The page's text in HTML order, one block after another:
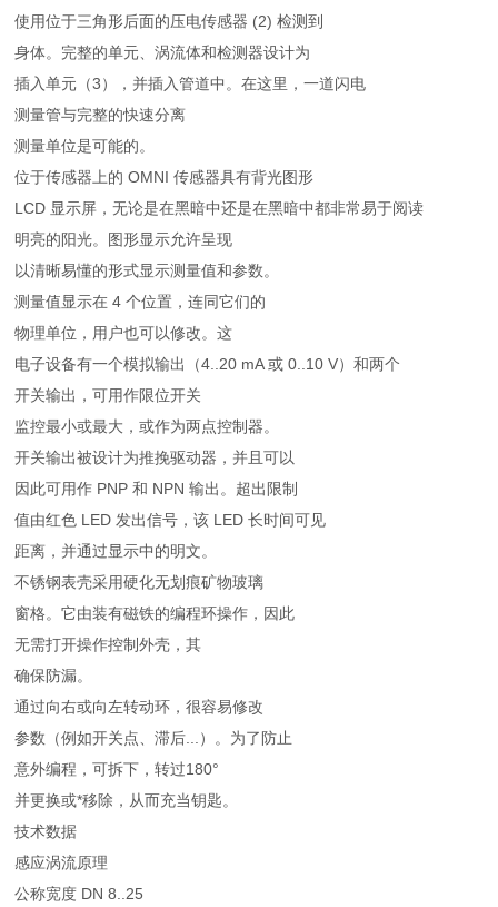
使用位于三角形后面的压电传感器 (2) 检测到
身体。完整的单元、涡流体和检测器设计为
插入单元（3），并插入管道中。在这里，一道闪电
测量管与完整的快速分离
测量单位是可能的。
位于传感器上的 OMNI 传感器具有背光图形
LCD 显示屏，无论是在黑暗中还是在黑暗中都非常易于阅读
明亮的阳光。图形显示允许呈现
以清晰易懂的形式显示测量值和参数。
测量值显示在 4 个位置，连同它们的
物理单位，用户也可以修改。这
电子设备有一个模拟输出（4..20 mA 或 0..10 V）和两个
开关输出，可用作限位开关
监控最小或最大，或作为两点控制器。
开关输出被设计为推挽驱动器，并且可以
因此可用作 PNP 和 NPN 输出。超出限制
值由红色 LED 发出信号，该 LED 长时间可见
距离，并通过显示中的明文。
不锈钢表壳采用硬化无划痕矿物玻璃
窗格。它由装有磁铁的编程环操作，因此
无需打开操作控制外壳，其
确保防漏。
通过向右或向左转动环，很容易修改
参数（例如开关点、滞后...）。为了防止
意外编程，可拆下，转过180°
并更换或*移除，从而充当钥匙。
技术数据
感应涡流原理
公称宽度 DN 8..25